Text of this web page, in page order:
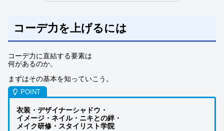
コーデ力を上げるには
コーデ力に直結する要素は
何があるのか。
まずはその基本を知っていこう。
衣装・デザイナーシャドウ・
イメージ・ネイル・ニキとの絆・
メイク研修・スタイリスト学院